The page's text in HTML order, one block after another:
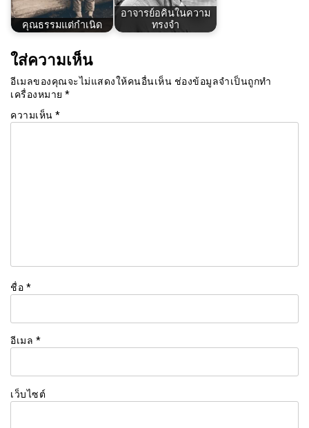
คุณธรรมแต่กำเนิด
อาจารย์อคินในความ
ทรงจำ
ใส่ความเห็น
อีเมลของคุณจะไม่แสดงให้คนอื่นเห็น ช่องข้อมูลจำเป็นถูกทำ
เครื่องหมาย *
ความเห็น *
ชื่อ *
อีเมล *
เว็บไซต์